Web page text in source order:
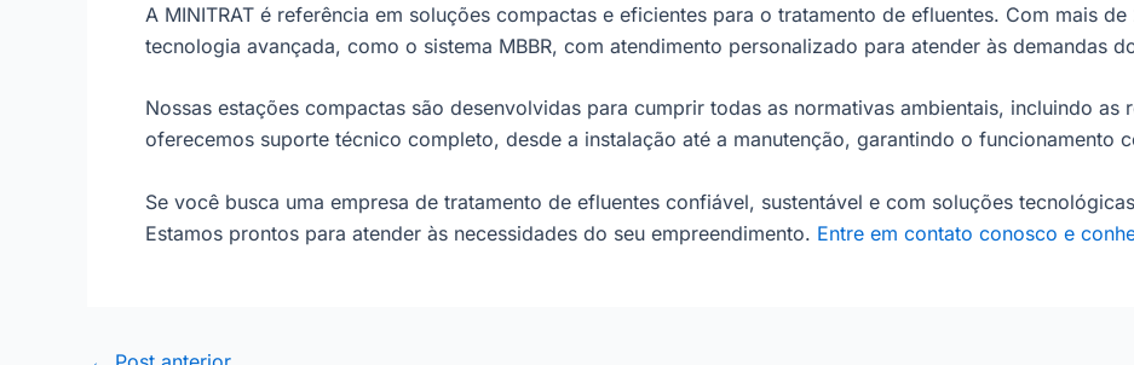
A MINITRAT é referência em soluções compactas e eficientes para o tratamento de efluentes. Com mais
tecnologia avançada, como o sistema MBBR, com atendimento personalizado para atender às demandas
Nossas estações compactas são desenvolvidas para cumprir todas as normativas ambientais, incluindo as
oferecemos suporte técnico completo, desde a instalação até a manutenção, garantindo o funcionamento
Se você busca uma empresa de tratamento de efluentes confiável, sustentável e com soluções
Estamos prontos para atender às necessidades do seu empreendimento. Entre em contato conosco e